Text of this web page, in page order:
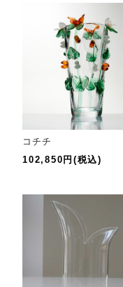
コチチ
102,850円(税込)